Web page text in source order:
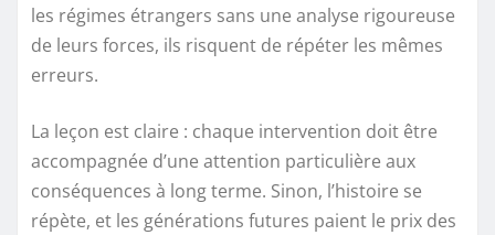
les régimes étrangers sans une analyse rigoureuse
de leurs forces, ils risquent de répéter les mêmes
erreurs.
La leçon est claire : chaque intervention doit être
accompagnée d’une attention particulière aux
conséquences à long terme. Sinon, l’histoire se
répète, et les générations futures paient le prix des